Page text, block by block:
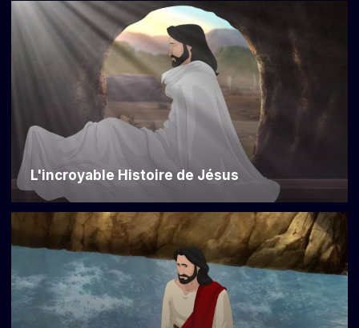
L'incroyable Histoire de Jésus